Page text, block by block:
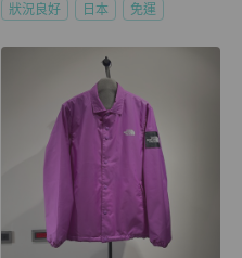
狀況良好 日本 免運